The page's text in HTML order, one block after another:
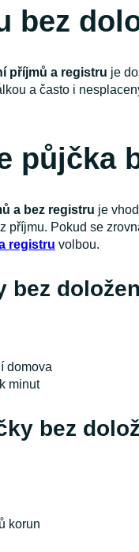
bez
příjmů a registru je
a často i
půjčka
a bez registru je
příjmu. Pokud se
registru volbou.
bez
domova
minut
bez
korun